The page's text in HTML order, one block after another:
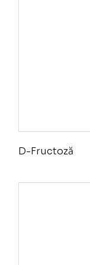
D-Fructoză